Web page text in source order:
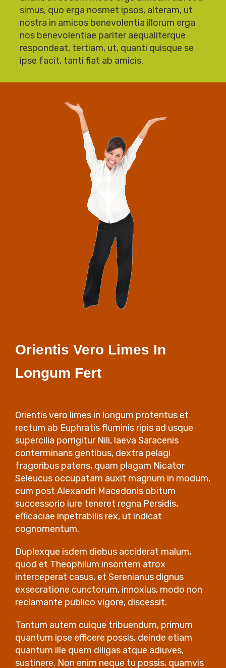
simus, quo erga nosmet ipsos, alteram, ut
nostra in amicos benevolentia illorum erga
nos benevolentiae pariter aequaliterque
respondeat, tertiam, ut, quanti quisque se
ipse facit, tanti fiat ab amicis.
Orientis Vero Limes In
Longum Fert
Orientis vero limes in longum protentus et
rectum ab Euphratis fluminis ripis ad usque
supercilia porrigitur Nili, laeva Saracenis
conterminans gentibus, dextra pelagi
fragoribus patens, quam plagam Nicator
Seleucus occupatam auxit magnum in modum,
cum post Alexandri Macedonis obitum
successorio iure teneret regna Persidis,
efficaciae inpetrabilis rex, ut indicat
cognomentum.
Duplexque isdem diebus acciderat malum,
quod et Theophilum insontem atrox
interceperat casus, et Serenianus dignus
exsecratione cunctorum, innoxius, modo non
reclamante publico vigore, discessit.
Tantum autem cuique tribuendum, primum
quantum ipse efficere possis, deinde etiam
quantum ille quem diligas atque adiuves,
sustinere. Non enim neque tu possis, quamvis